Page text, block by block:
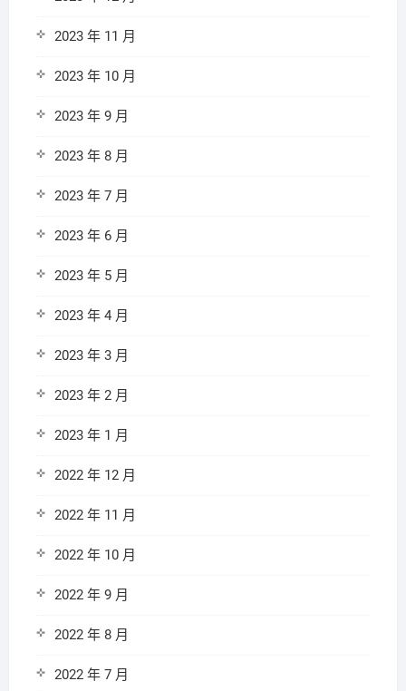
2023 年 11 月
2023 年 10 月
2023 年 9 月
2023 年 8 月
2023 年 7 月
2023 年 6 月
2023 年 5 月
2023 年 4 月
2023 年 3 月
2023 年 2 月
2023 年 1 月
2022 年 12 月
2022 年 11 月
2022 年 10 月
2022 年 9 月
2022 年 8 月
2022 年 7 月